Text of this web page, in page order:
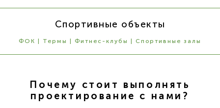
Спортивные объекты
ФОК | Термы | Фитнес-клубы | Спортивные залы
Почему стоит выполнять
проектирование с нами?